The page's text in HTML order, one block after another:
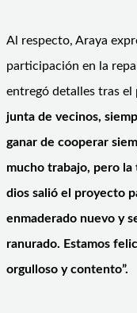
Al respecto, Araya
participación en la
entregó detalles tras el
junta de vecinos,
ganar de cooperar
mucho trabajo, pero la
dios salió el proyecto
enmaderado nuevo y
ranurado. Estamos
orgulloso y contento”.